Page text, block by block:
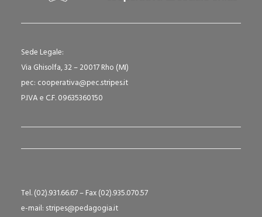
Sede Legale:
Via Ghisolfa, 32 – 20017 Rho (MI)
pec: cooperativa@pec.stripes.it
P.IVA e C.F. 09635360150
Tel. (02).931.66.67 – Fax (02).935.070.57
e-mail: stripes@pedagogia.it